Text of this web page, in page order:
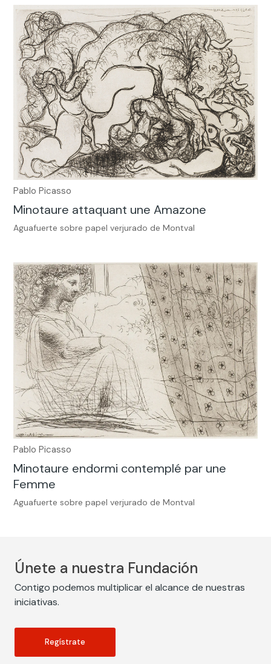
Pablo Picasso
Minotaure attaquant une Amazone
Aguafuerte sobre papel verjurado de Montval
Pablo Picasso
Minotaure endormi contemplé par une
Femme
Aguafuerte sobre papel verjurado de Montval
Únete a nuestra Fundación
Contigo podemos multiplicar el alcance de nuestras
iniciativas.
Regístrate